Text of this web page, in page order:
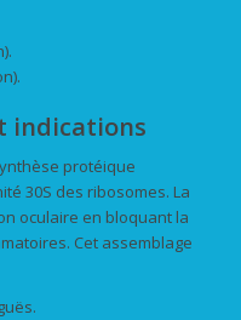
indications
protéique
30S des ribosomes. La
oculaire en bloquant la
Cet assemblage